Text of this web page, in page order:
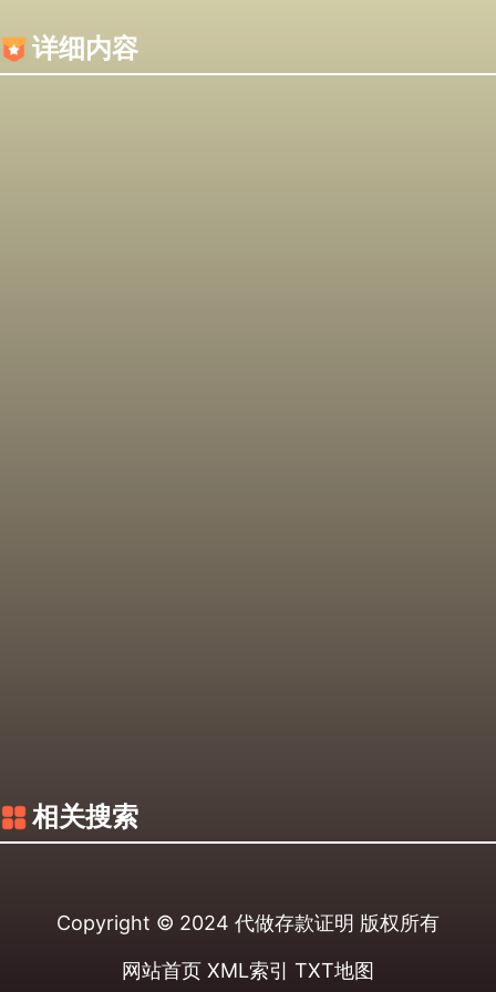
详细内容
相关搜索
Copyright © 2024 代做存款证明 版权所有
网站首页 XML索引 TXT地图